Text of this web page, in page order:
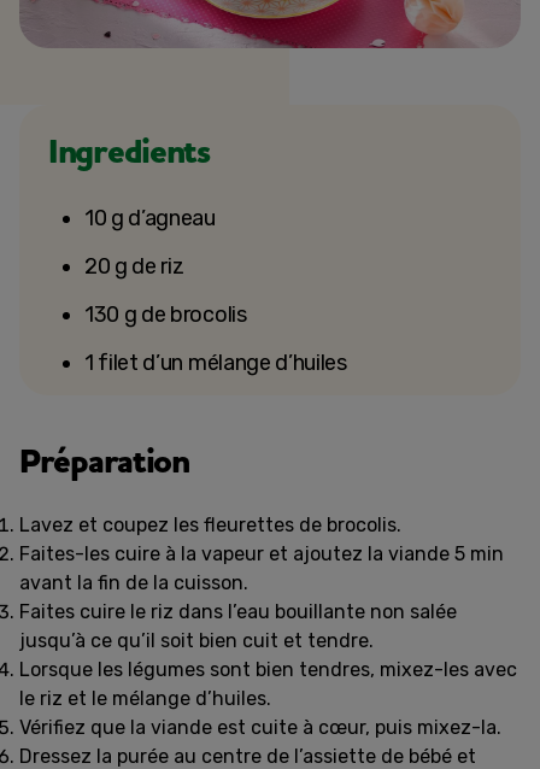
Ingredients
10 g d’agneau
20 g de riz
130 g de brocolis
1 filet d’un mélange d’huiles
Préparation
Lavez et coupez les fleurettes de brocolis.
Faites-les cuire à la vapeur et ajoutez la viande 5 min
avant la fin de la cuisson.
Faites cuire le riz dans l’eau bouillante non salée
jusqu’à ce qu’il soit bien cuit et tendre.
Lorsque les légumes sont bien tendres, mixez-les avec
le riz et le mélange d’huiles.
Vérifiez que la viande est cuite à cœur, puis mixez-la.
Dressez la purée au centre de l’assiette de bébé et